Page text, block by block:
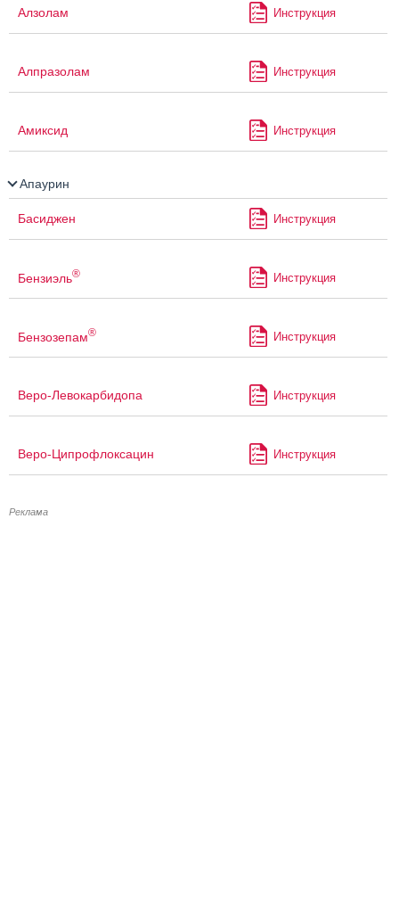
Алзолам Инструкция
Алпразолам Инструкция
Амиксид Инструкция
Апаурин
Басиджен Инструкция
Бензиэль® Инструкция
Бензозепам® Инструкция
Веро-Левокарбидопа Инструкция
Веро-Ципрофлоксацин Инструкция
Реклама